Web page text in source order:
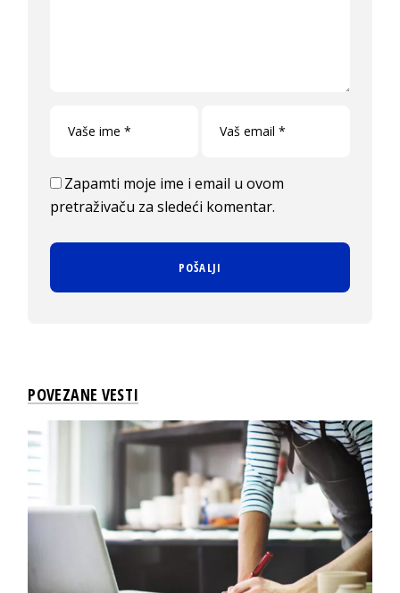
Zapamti moje ime i email u ovom
pretraživaču za sledeći komentar.
POVEZANE VESTI